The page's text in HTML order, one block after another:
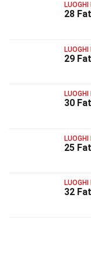
28
LUOGHI
29
30
LUOGHI
25
LUOGHI
32